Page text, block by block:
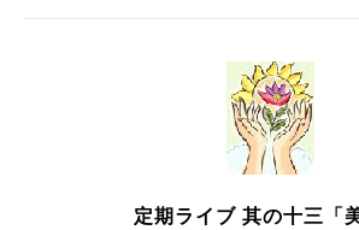
定期ライブ 其の十三「